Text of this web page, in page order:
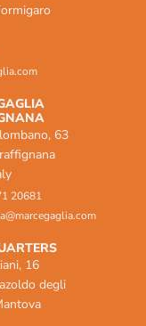
63
20681
16
degli